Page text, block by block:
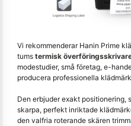
Vi rekommenderar Hanin Prime
tums termisk
modestudier, små företag, e-
producera professionella
Den erbjuder exakt positionering,
skarpa, perfekt inriktade
den valfria roterande skären